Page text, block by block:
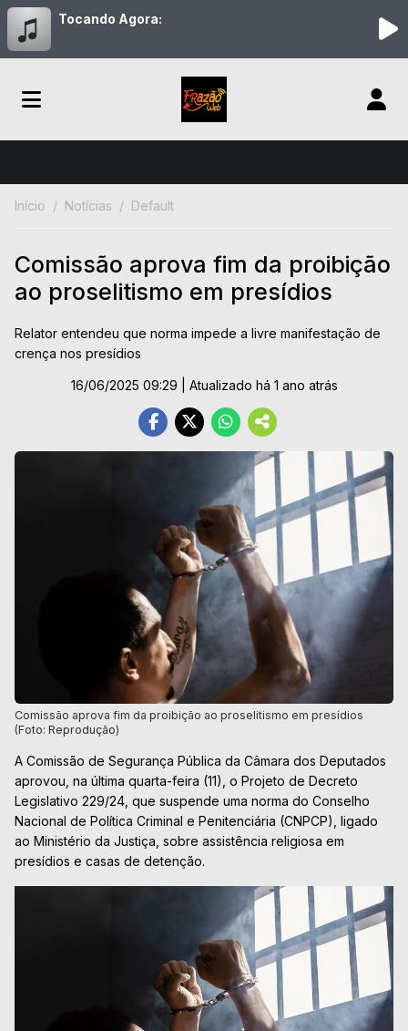
Tocando Agora:
Início Notícias Default
Comissão aprova fim da proibição
ao proselitismo em presídios
Relator entendeu que norma impede a livre manifestação de
crença nos presídios
16/06/2025 09:29 | Atualizado há 1 ano atrás
Comissão aprova fim da proibição ao proselitismo em presídios
(Foto: Reprodução)
A Comissão de Segurança Pública da Câmara dos Deputados
aprovou, na última quarta-feira (11), o Projeto de Decreto
Legislativo 229/24, que suspende uma norma do Conselho
Nacional de Política Criminal e Penitenciária (CNPCP), ligado
ao Ministério da Justiça, sobre assistência religiosa em
presídios e casas de detenção.